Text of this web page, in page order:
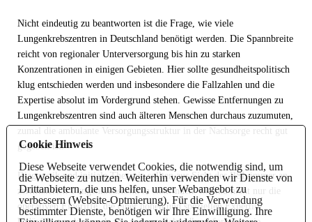
Nicht eindeutig zu beantworten ist die Frage, wie viele
Lungenkrebszentren in Deutschland benötigt werden. Die Spannbreite
reicht von regionaler Unterversorgung bis hin zu starken
Konzentrationen in einigen Gebieten. Hier sollte gesundheitspolitisch
klug entschieden werden und insbesondere die Fallzahlen und die
Expertise absolut im Vordergrund stehen. Gewisse Entfernungen zu
Lungenkrebszentren sind auch älteren Menschen durchaus zuzumuten,
zumal die ambulante Versorgungsstruktur in der Nachsorge recht gut
gegeben ist.
Diagnostik und initiale Therapie sollten aus Sicht des BSL immer an
zertifizierten Lungenkrebszentren stattfinden. Es sind nicht nur die
operativen Eingriffe, die einer hohen und speziellen Expertise
Cookie Hinweis
Diese Webseite verwendet Cookies, die notwendig sind, um
die Webseite zu nutzen. Weiterhin verwenden wir Dienste von
Drittanbietern, die uns helfen, unser Webangebot zu
verbessern (Website-Optmierung). Für die Verwendung
bestimmter Dienste, benötigen wir Ihre Einwilligung. Ihre